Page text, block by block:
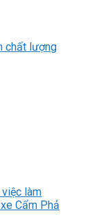
chất lượng
việc làm
Cẩm Phả